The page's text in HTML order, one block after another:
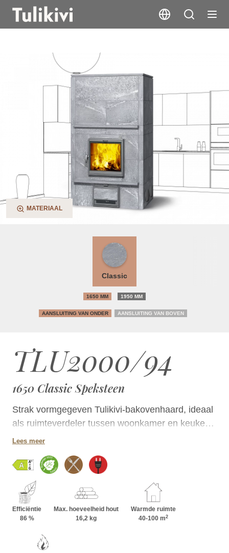
TLU2000/94
MATERIAAL
TLU2000/94
1650 Classic Speksteen
Strak vormgegeven Tulikivi-bakovenhaard, ideaal
als ruimteverdeler tussen woonkamer en keuken.
Bij dit model bevindt de ovendeur zich aan de
oven combineert met een comfortabele haard.
Ongeveer 2000 kg speksteen slaat de warmte
effectief op.
Lees meer
Efficiëntie
86 %
Max. hoeveelheid hout
16,2 kg
Warmde ruimte
40-100 m2
Classic
1650 MM 1950 MM
AANSLUITING VAN ONDER AANSLUITING VAN BOVEN